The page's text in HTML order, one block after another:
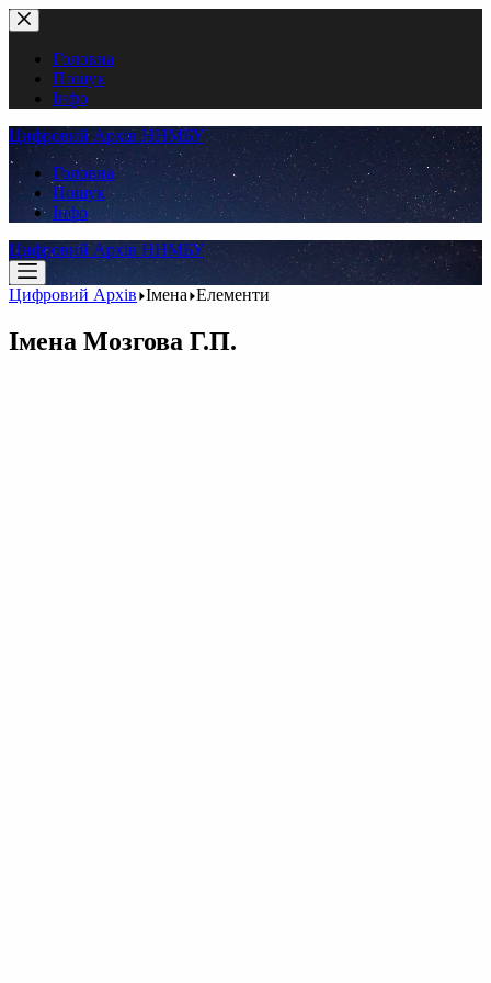
Перейти
до
вмістуГоловна
Пошук
Інфо
Цифровий Архів ННМБУ
Головна
Пошук
Інфо
Цифровий Архів ННМБУ
Цифровий Архів Імена Елементи
Імена Мозгова Г.П.